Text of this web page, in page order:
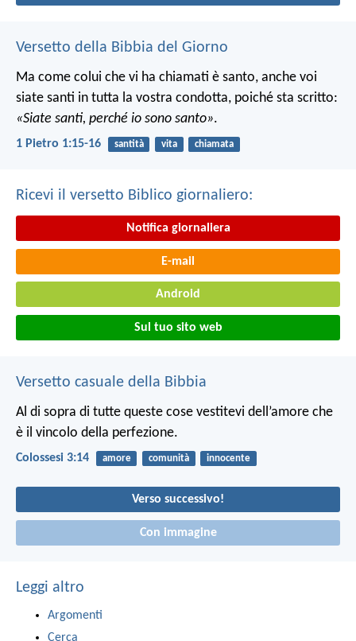
Versetto della Bibbia del Giorno
Ma come colui che vi ha chiamati è santo, anche voi
siate santi in tutta la vostra condotta, poiché sta scritto:
«Siate santi, perché io sono santo».
1 Pietro 1:15-16 santità vita chiamata
Ricevi il versetto Biblico giornaliero:
Notifica giornaliera
E-mail
Android
Sul tuo sito web
Versetto casuale della Bibbia
Al di sopra di tutte queste cose vestitevi dell’amore che
è il vincolo della perfezione.
Colossesi 3:14 amore comunità innocente
Verso successivo!
Con immagine
Leggi altro
Argomenti
Cerca